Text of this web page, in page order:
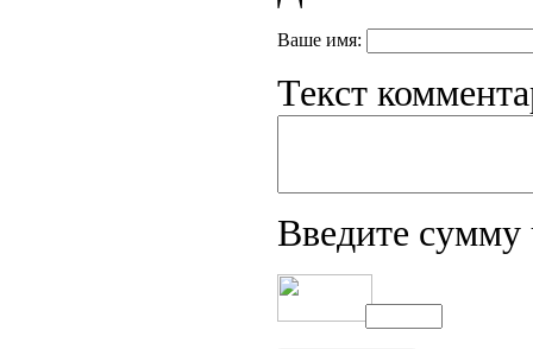
Ваше имя:
Текст
Введите сумму